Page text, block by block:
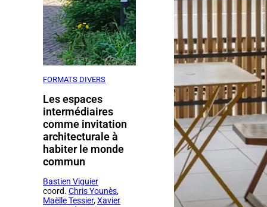
FORMATS DIVERS
Les espaces
intermédiaires
comme invitation
architecturale à
habiter le monde
commun
Bastien Viguier
coord. Chris Younès,
Maëlle Tessier,Xavier